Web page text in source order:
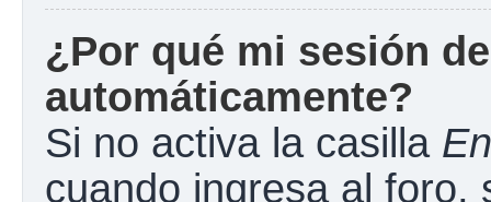
¿Por qué mi sesión
automáticamente?
Si no activa la casilla
cuando ingresa al foro,